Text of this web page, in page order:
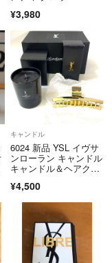
¥3,980
キャンドル
6024 新品 YSL イヴサ
ンローラン キャンドル
キャンドル＆ヘアクリ
¥4,500